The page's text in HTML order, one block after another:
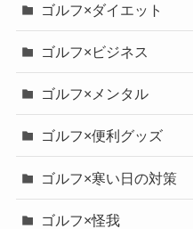
ゴルフ×ダイエット
ゴルフ×ビジネス
ゴルフ×メンタル
ゴルフ×便利グッズ
ゴルフ×寒い日の対策
ゴルフ×怪我